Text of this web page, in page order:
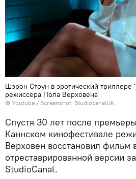
Шэрон Стоун в эротический триллере
режиссера Пола Верховена
© Youtube / Screenshot: StudiocanalUK
Спустя 30 лет после
Каннском кинофестивале
Верховен восстановил фильм
отреставрированной версии
StudioCanal.